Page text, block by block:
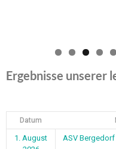
Ergebnisse unserer
Datum
1. August
ASV Bergedorf